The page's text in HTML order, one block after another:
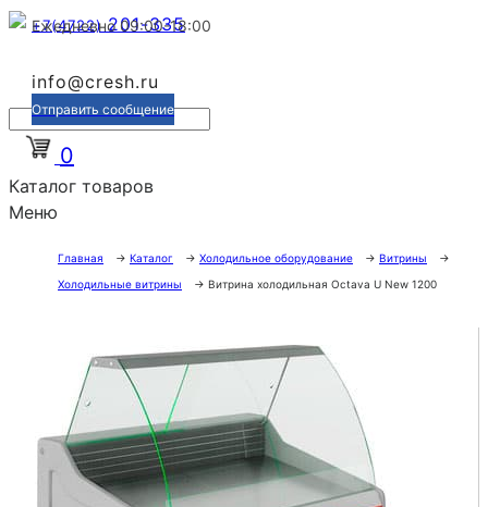
+7(4722)201-335
Ежедневно 09:00-18:00
info@cresh.ru
Отправить сообщение
0
Каталог товаров
Меню
Главная → Каталог → Холодильное оборудование → Витрины
→
Холодильные витрины
→ Витрина холодильная Octava U New 1200